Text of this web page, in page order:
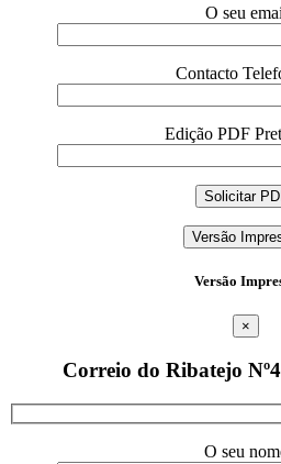
O seu
Contacto
Edição PDF
Versão
Versão
×
Correio do Ribatejo
O seu